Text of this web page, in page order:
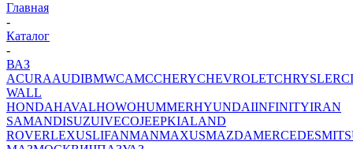
Главная
-
Каталог
-
ВАЗ
ACURAAUDIBMWCAMCCHERYCHEVROLETCHRYSLER
WALL
HONDAHAVALHOWOHUMMERHYUNDAIINFINITYIRAN
SAMANDISUZUIVECOJEEPKIALAND
ROVERLEXUSLIFANMANMAXUSMAZDAMERCEDES